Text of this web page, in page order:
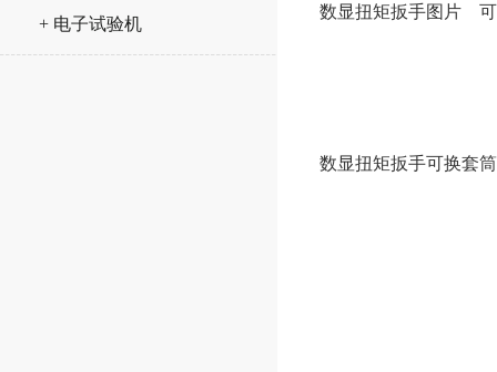
+ 电子试验机
数显扭矩扳手图片
数显扭矩扳手可换套